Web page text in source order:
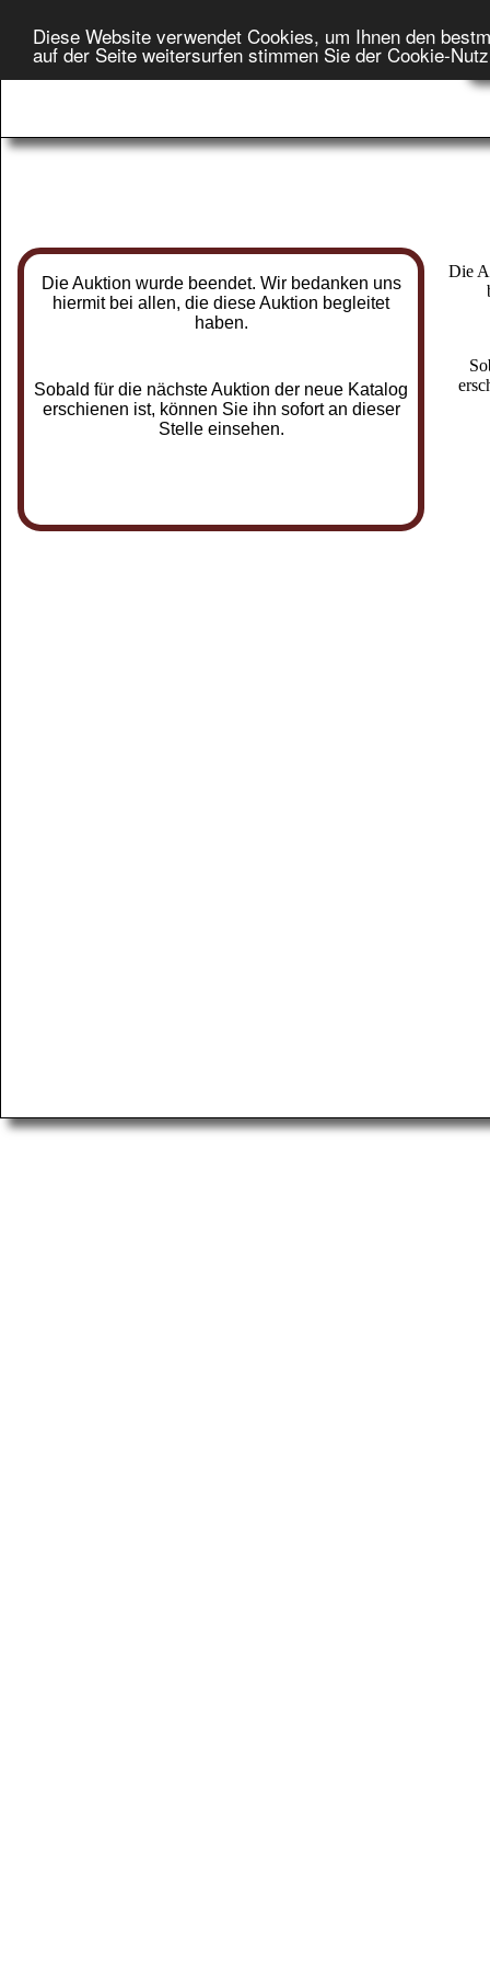
Diese Website verwendet Cookies, um Ihnen den
auf der Seite weitersurfen stimmen Sie der Cookie-
Die Auktion wurde beendet. Wir bedanken uns
hiermit bei allen, die diese Auktion begleitet
haben.
Sobald für die nächste Auktion der neue Katalog
erschienen ist, können Sie ihn sofort an dieser
Stelle einsehen.
Die